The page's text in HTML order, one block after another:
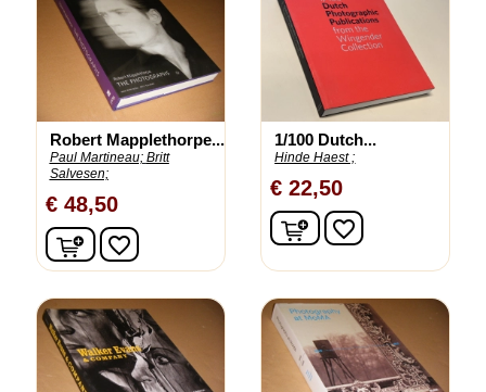
Robert Mapplethorpe...
Paul Martineau; Britt
Salvesen;
€ 48,50
In winkelwagen
favorite_border
1/100 Dutch...
Hinde Haest ;
€ 22,50
In winkelwagen
favorite_border